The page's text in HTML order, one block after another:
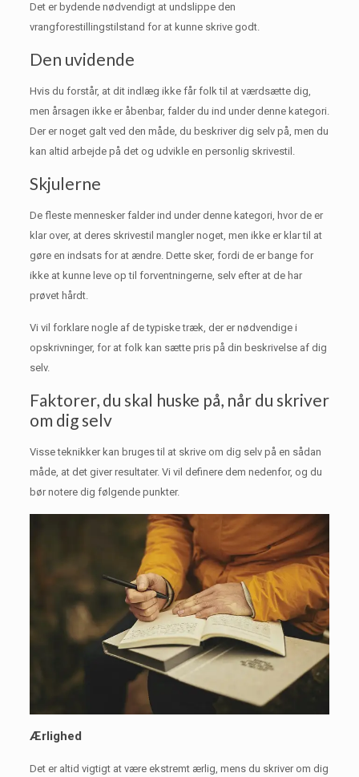
Det er bydende nødvendigt at undslippe den
vrangforestillingstilstand for at kunne skrive godt.
Den uvidende
Hvis du forstår, at dit indlæg ikke får folk til at værdsætte dig,
men årsagen ikke er åbenbar, falder du ind under denne kategori.
Der er noget galt ved den måde, du beskriver dig selv på, men du
kan altid arbejde på det og udvikle en personlig skrivestil.
Skjulerne
De fleste mennesker falder ind under denne kategori, hvor de er
klar over, at deres skrivestil mangler noget, men ikke er klar til at
gøre en indsats for at ændre. Dette sker, fordi de er bange for
ikke at kunne leve op til forventningerne, selv efter at de har
prøvet hårdt.
Vi vil forklare nogle af de typiske træk, der er nødvendige i
opskrivninger, for at folk kan sætte pris på din beskrivelse af dig
selv.
Faktorer, du skal huske på, når du skriver
om dig selv
Visse teknikker kan bruges til at skrive om dig selv på en sådan
måde, at det giver resultater. Vi vil definere dem nedenfor, og du
bør notere dig følgende punkter.
Ærlighed
Det er altid vigtigt at være ekstremt ærlig, mens du skriver om dig